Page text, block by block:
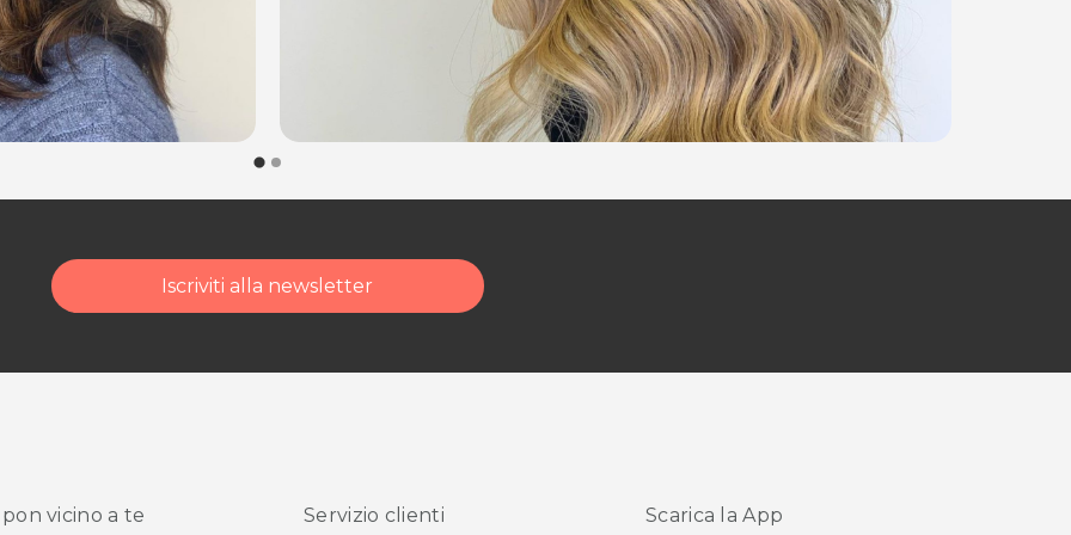
Iscriviti alla newsletter
vicino a te Servizio clienti Scarica la App